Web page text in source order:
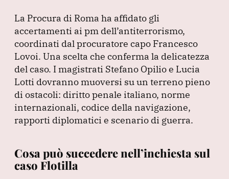
La Procura di Roma ha affidato gli
accertamenti ai pm dell’antiterrorismo,
coordinati dal procuratore capo Francesco
Lovoi. Una scelta che conferma la delicatezza
del caso. I magistrati Stefano Opilio e Lucia
Lotti dovranno muoversi su un terreno pieno
di ostacoli: diritto penale italiano, norme
internazionali, codice della navigazione,
rapporti diplomatici e scenario di guerra.
Cosa può succedere nell’inchiesta sul
caso Flotilla